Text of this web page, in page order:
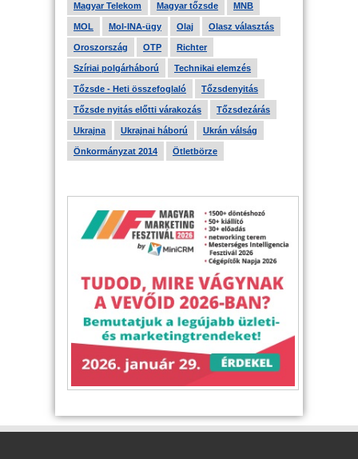
Magyar Telekom Magyar tőzsde MNB
MOL Mol-INA-ügy Olaj Olasz választás
Oroszország OTP Richter
Szíriai polgárháború Technikai elemzés
Tőzsde - Heti összefoglaló Tőzsdenyitás
Tőzsde nyitás előtti várakozás Tőzsdezárás
Ukrajna Ukrajnai háború Ukrán válság
Önkormányzat 2014 Ötletbörze